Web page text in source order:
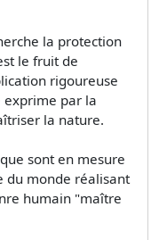
la protection
le fruit de
rigoureuse
par la
la nature.
sont en mesure
du monde réalisant
humain "maître